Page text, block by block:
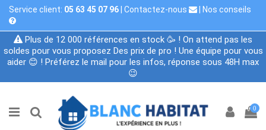
Service client: 05 63 45 07 96 Contactez-nous Nos conseils
Plus de 12 000 références en stock 🥳 ! On attend pas les
soldes pour vous proposez Des prix de pro ! Une équipe pour vous
aider 😊 ! Préférez le mail pour les infos, réponse sous 48H max
😉
0